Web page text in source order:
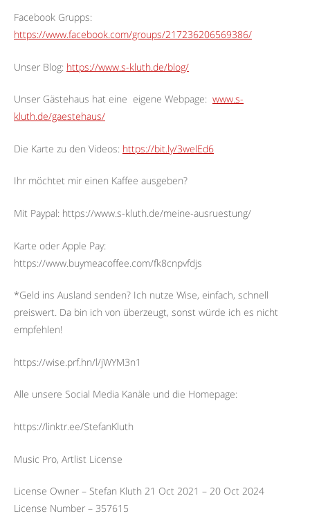
Facebook Grupps:
https://www.facebook.com/groups/217236206569386/
Unser Blog: https://www.s-kluth.de/blog/
Unser Gästehaus hat eine eigene Webpage: www.s-
kluth.de/gaestehaus/
Die Karte zu den Videos: https://bit.ly/3welEd6
Ihr möchtet mir einen Kaffee ausgeben?
Mit Paypal: https://www.s-kluth.de/meine-ausruestung/
Karte oder Apple Pay:
https://www.buymeacoffee.com/fk8cnpvfdjs
*Geld ins Ausland senden? Ich nutze Wise, einfach, schnell
preiswert. Da bin ich von überzeugt, sonst würde ich es nicht
empfehlen!
https://wise.prf.hn/l/jWYM3n1
Alle unsere Social Media Kanäle und die Homepage:
https://linktr.ee/StefanKluth
Music Pro, Artlist License
License Owner – Stefan Kluth 21 Oct 2021 – 20 Oct 2024
License Number – 357615